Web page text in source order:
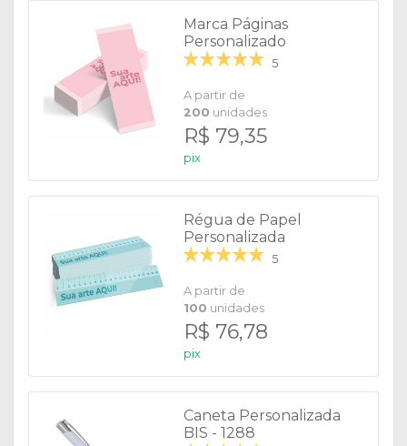
Marca Páginas
Personalizado
5
A partir de
200 unidades
R$ 79,35
pix
Régua de Papel
Personalizada
5
A partir de
100 unidades
R$ 76,78
pix
Caneta Personalizada
BIS - 1288